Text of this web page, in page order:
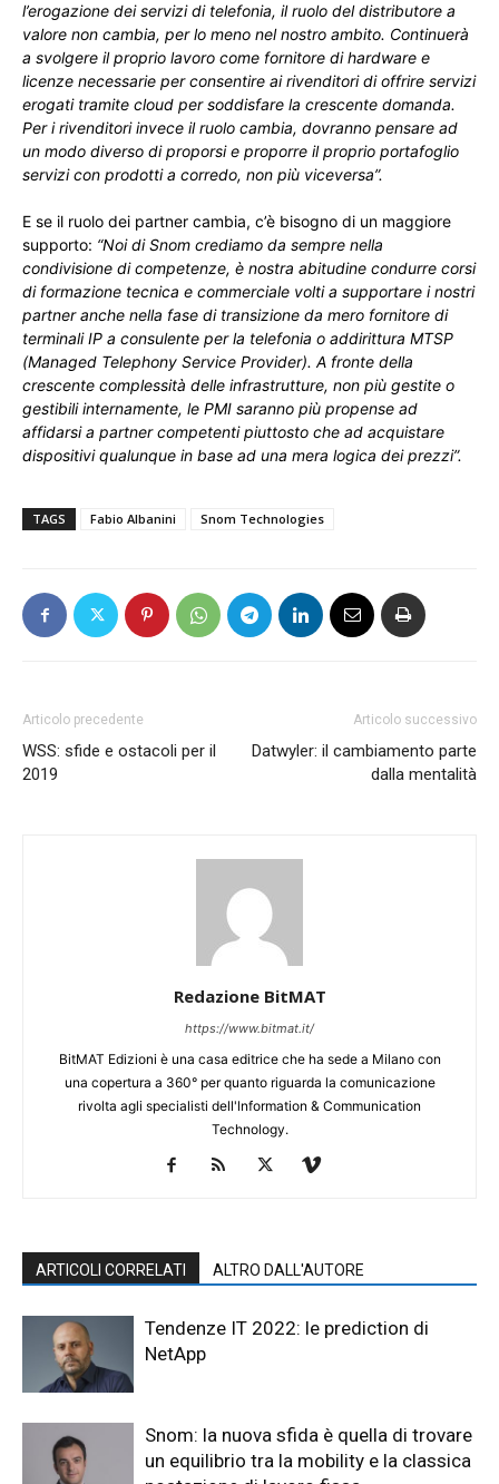
l’erogazione dei servizi di telefonia, il ruolo del distributore a
valore non cambia, per lo meno nel nostro ambito. Continuerà
a svolgere il proprio lavoro come fornitore di hardware e
licenze necessarie per consentire ai rivenditori di offrire servizi
erogati tramite cloud per soddisfare la crescente domanda.
Per i rivenditori invece il ruolo cambia, dovranno pensare ad
un modo diverso di proporsi e proporre il proprio portafoglio
servizi con prodotti a corredo, non più viceversa”.
E se il ruolo dei partner cambia, c’è bisogno di un maggiore
supporto: “Noi di Snom crediamo da sempre nella
condivisione di competenze, è nostra abitudine condurre corsi
di formazione tecnica e commerciale volti a supportare i nostri
partner anche nella fase di transizione da mero fornitore di
terminali IP a consulente per la telefonia o addirittura MTSP
(Managed Telephony Service Provider). A fronte della
crescente complessità delle infrastrutture, non più gestite o
gestibili internamente, le PMI saranno più propense ad
affidarsi a partner competenti piuttosto che ad acquistare
dispositivi qualunque in base ad una mera logica dei prezzi”.
TAGS Fabio Albanini Snom Technologies
Articolo precedente
WSS: sfide e ostacoli per il
2019
Articolo successivo
Datwyler: il cambiamento parte
dalla mentalità
Redazione BitMAT
https://www.bitmat.it/
BitMAT Edizioni è una casa editrice che ha sede a Milano con
una copertura a 360° per quanto riguarda la comunicazione
rivolta agli specialisti dell'lnformation & Communication
Technology.
ARTICOLI CORRELATI ALTRO DALL'AUTORE
Tendenze IT 2022: le prediction di
NetApp
Snom: la nuova sfida è quella di trovare
un equilibrio tra la mobility e la classica